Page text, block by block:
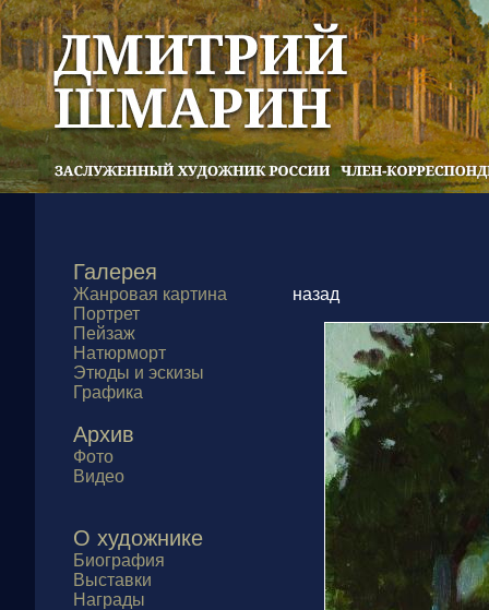
Галерея
Жанровая картина
Портрет
Пейзаж
Натюрморт
Этюды и эскизы
Графика
Архив
Фото
Видео
О художнике
Биография
Выставки
Награды
назад